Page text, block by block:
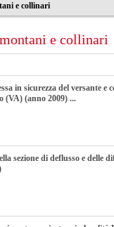
e collinari
e collinari
in sicurezza del versante e
(VA) (anno 2009) ...
sezione di deflusso e delle